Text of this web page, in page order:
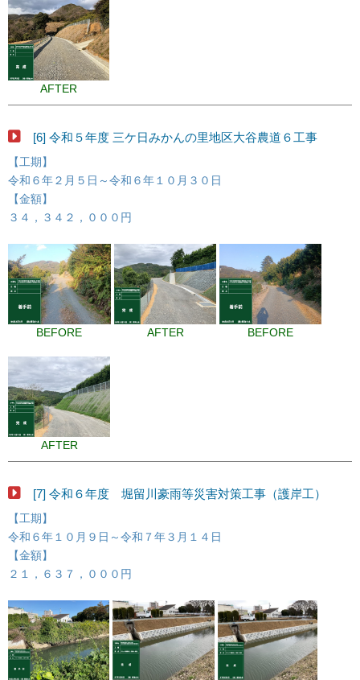
AFTER
[6] 令和５年度 三ケ日みかんの里地区大谷農道６工事
【工期】
令和６年２月５日～令和６年１０月３０日
【金額】
３４，３４２，０００円
BEFORE AFTER BEFORE
AFTER
[7] 令和６年度 堀留川豪雨等災害対策工事（護岸工）
【工期】
令和６年１０月９日～令和７年３月１４日
【金額】
２１，６３７，０００円